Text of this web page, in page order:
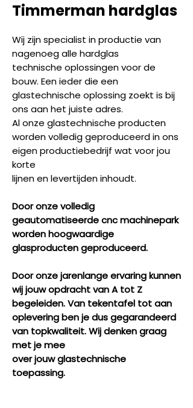
Timmerman hardglas
Wij zijn specialist in productie van
nagenoeg alle hardglas
technische oplossingen voor de
bouw. Een ieder die een
glastechnische oplossing zoekt is bij
ons aan het juiste adres.
Al onze glastechnische producten
worden volledig geproduceerd in ons
eigen productiebedrijf wat voor jou
korte
lijnen en levertijden inhoudt.
Door onze volledig
geautomatiseerde cnc machinepark
worden hoogwaardige
glasproducten geproduceerd.
Door onze jarenlange ervaring kunnen
wij jouw opdracht van A tot Z
begeleiden. Van tekentafel tot aan
oplevering ben je dus gegarandeerd
van topkwaliteit. Wij denken graag
met je mee
over jouw glastechnische
toepassing.